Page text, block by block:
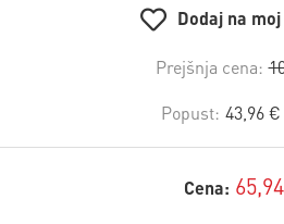
Dodaj na
Prejšnja cena:
Popust: 43,96 €
Cena: